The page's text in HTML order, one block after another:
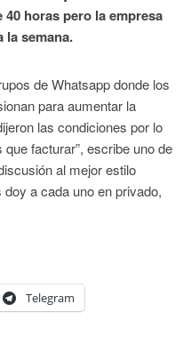
horas pero la empresa
la semana.
de Whatsapp donde los
para aumentar la
las condiciones por lo
facturar”, escribe uno de
al mejor estilo
a cada uno en privado,
Telegram